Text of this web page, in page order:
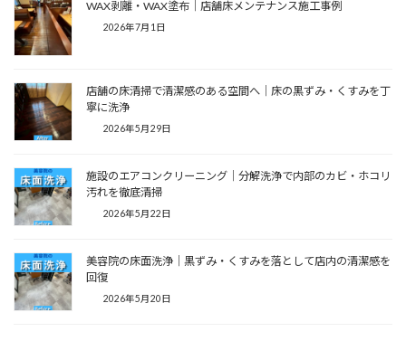
WAX剥離・WAX塗布｜店舗床メンテナンス施工事例
2026年7月1日
店舗の床清掃で清潔感のある空間へ｜床の黒ずみ・くすみを丁
寧に洗浄
2026年5月29日
施設のエアコンクリーニング｜分解洗浄で内部のカビ・ホコリ
汚れを徹底清掃
2026年5月22日
美容院の床面洗浄｜黒ずみ・くすみを落として店内の清潔感を
回復
2026年5月20日